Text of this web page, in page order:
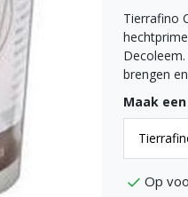
Tierrafino
brengen
Maak
Op